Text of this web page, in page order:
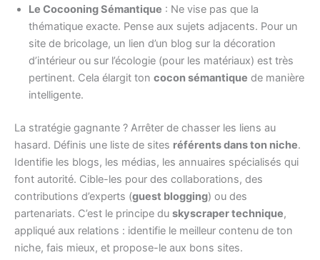
Le Cocooning Sémantique : Ne vise pas que la
thématique exacte. Pense aux sujets adjacents. Pour un
site de bricolage, un lien d’un blog sur la décoration
d’intérieur ou sur l’écologie (pour les matériaux) est très
pertinent. Cela élargit ton cocon sémantique de manière
intelligente.
La stratégie gagnante ? Arrêter de chasser les liens au
hasard. Définis une liste de sites référents dans ton niche.
Identifie les blogs, les médias, les annuaires spécialisés qui
font autorité. Cible-les pour des collaborations, des
contributions d’experts (guest blogging) ou des
partenariats. C’est le principe du skyscraper technique,
appliqué aux relations : identifie le meilleur contenu de ton
niche, fais mieux, et propose-le aux bons sites.